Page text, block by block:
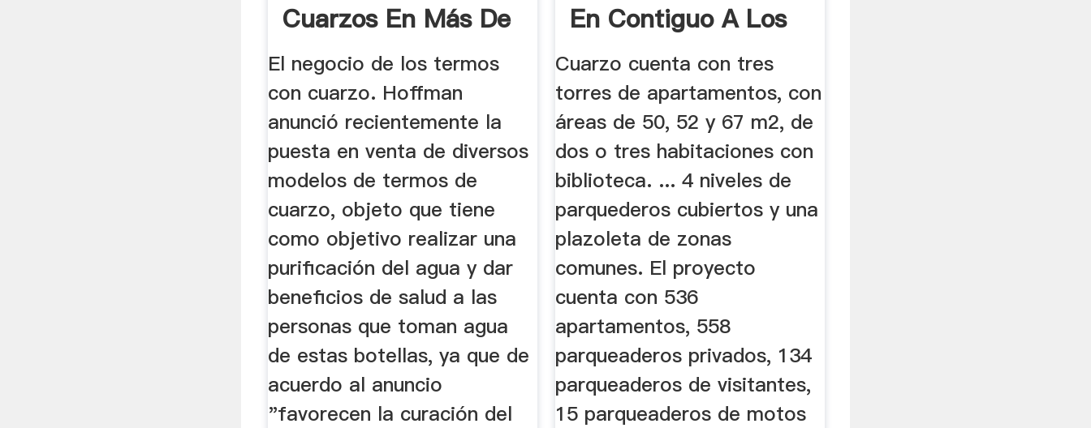
Cuarzos En Más De
Mil Pesos Y Las ...
El negocio de los termos
con cuarzo. Hoffman
anunció recientemente la
puesta en venta de diversos
modelos de termos de
cuarzo, objeto que tiene
como objetivo realizar una
purificación del agua y dar
beneficios de salud a las
personas que toman agua
de estas botellas, ya que de
acuerdo al anuncio
"favorecen la curación del
En Contiguo A Los
Colores ...
Cuarzo cuenta con tres
torres de apartamentos, con
áreas de 50, 52 y 67 m2, de
dos o tres habitaciones con
biblioteca. ... 4 niveles de
parquederos cubiertos y una
plazoleta de zonas
comunes. El proyecto
cuenta con 536
apartamentos, 558
parqueaderos privados, 134
parqueaderos de visitantes,
15 parqueaderos de motos